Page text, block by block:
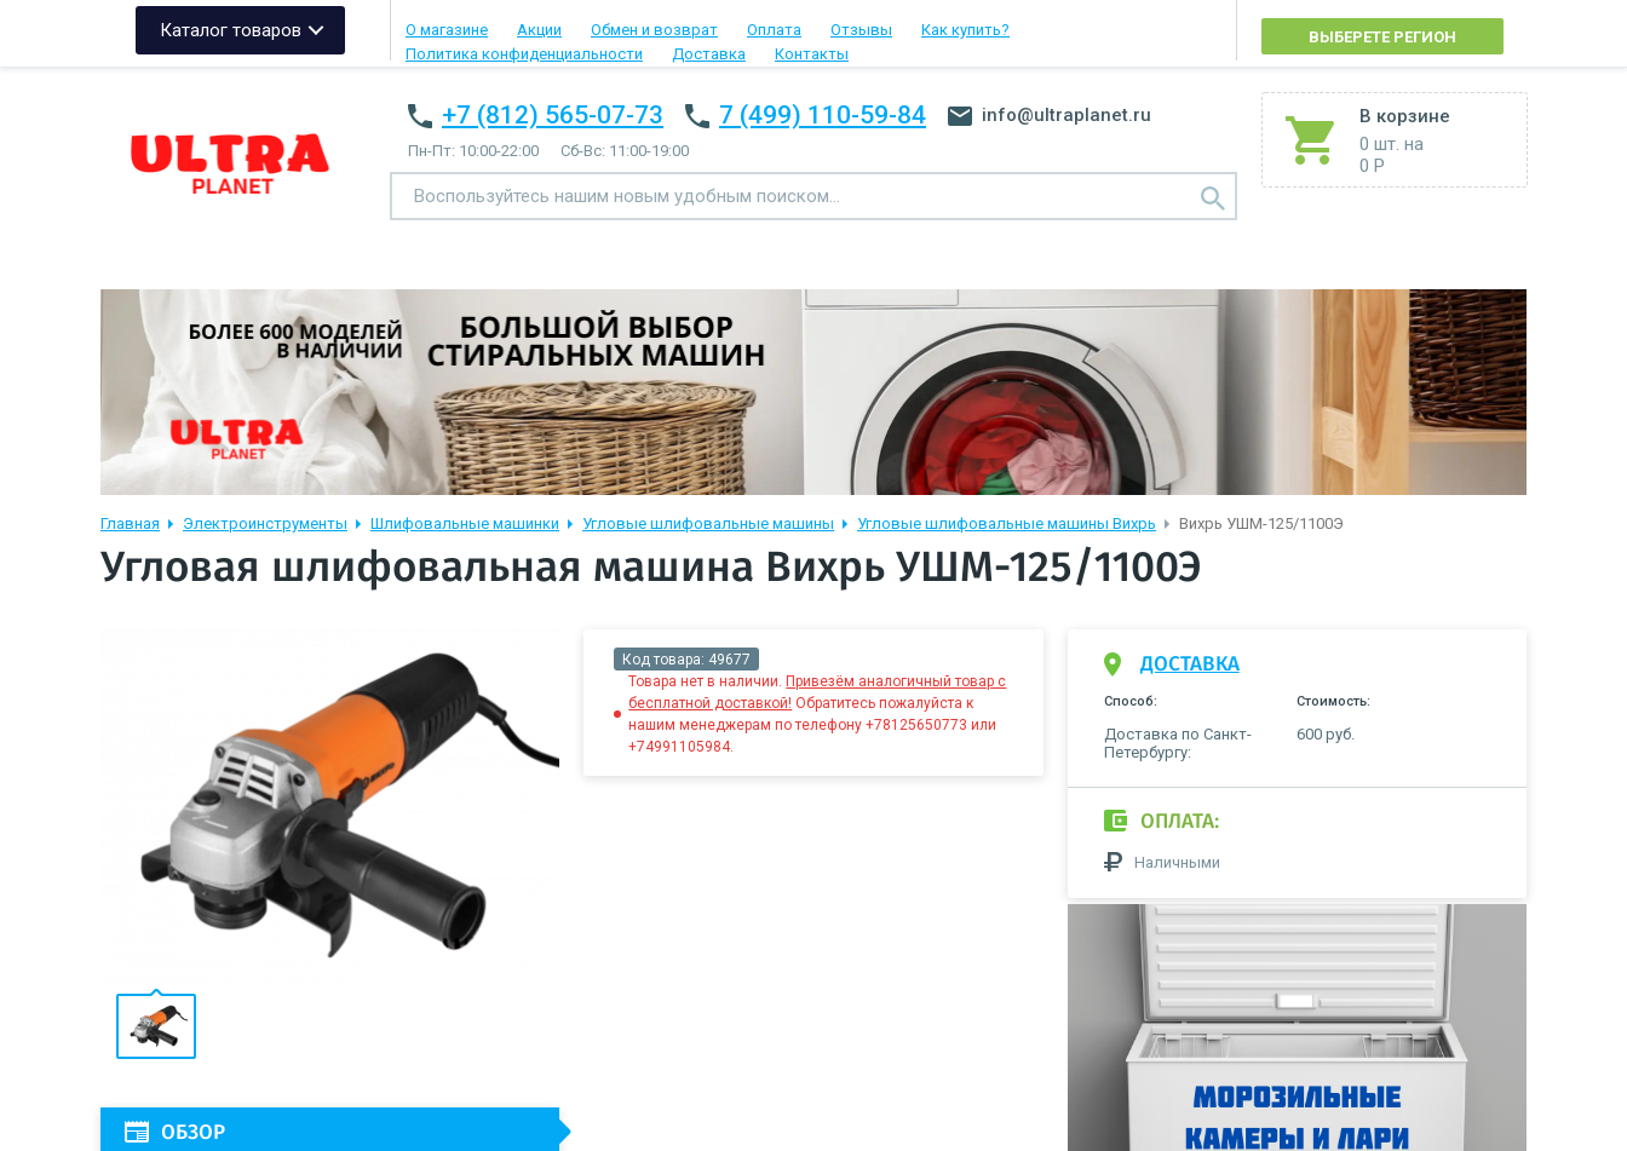
Каталог товаров О магазине Акции Обмен и возврат Оплата Отзывы
Как купить?
Политика конфиденциальности
Доставка Контакты
ВЫБЕРЕТЕ РЕГИОН
В корзине
0 шт. на
0 Р
+7 (812) 565-07-73 7 (499) 110-59-84 info@ultraplanet.ru
Пн-Пт: 10:00-22:00 Сб-Вс: 11:00-19:00
Главная Электроинструменты Шлифовальные машинки Угловые шлифовальные машины Угловые шлифовальные машины Вихрь Вихрь УШМ-125/1100Э
Угловая шлифовальная машина Вихрь УШМ-125/1100Э
ОБЗОР
Код товара: 49677
Товара нет в наличии.Привезём аналогичный товар с
бесплатной доставкой! Обратитесь пожалуйста к
нашим менеджерам по телефону +78125650773 или
+74991105984.
ДОСТАВКА
Способ: Стоимость:
Доставка по Санкт-
Петербургу:
600 руб.
ОПЛАТА:
Наличными